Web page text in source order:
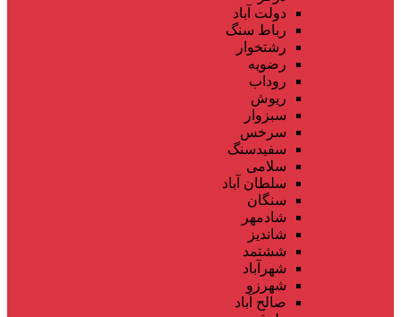
دولت آباد
رباط سنگ
رشتخوار
رضویه
روداب
ریوش
سبزوار
سرخس
سفیدسنگ
سلامی
سلطان آباد
سنگان
شادمهر
شاندیز
ششتمد
شهرآباد
شهرزو
صالح آباد